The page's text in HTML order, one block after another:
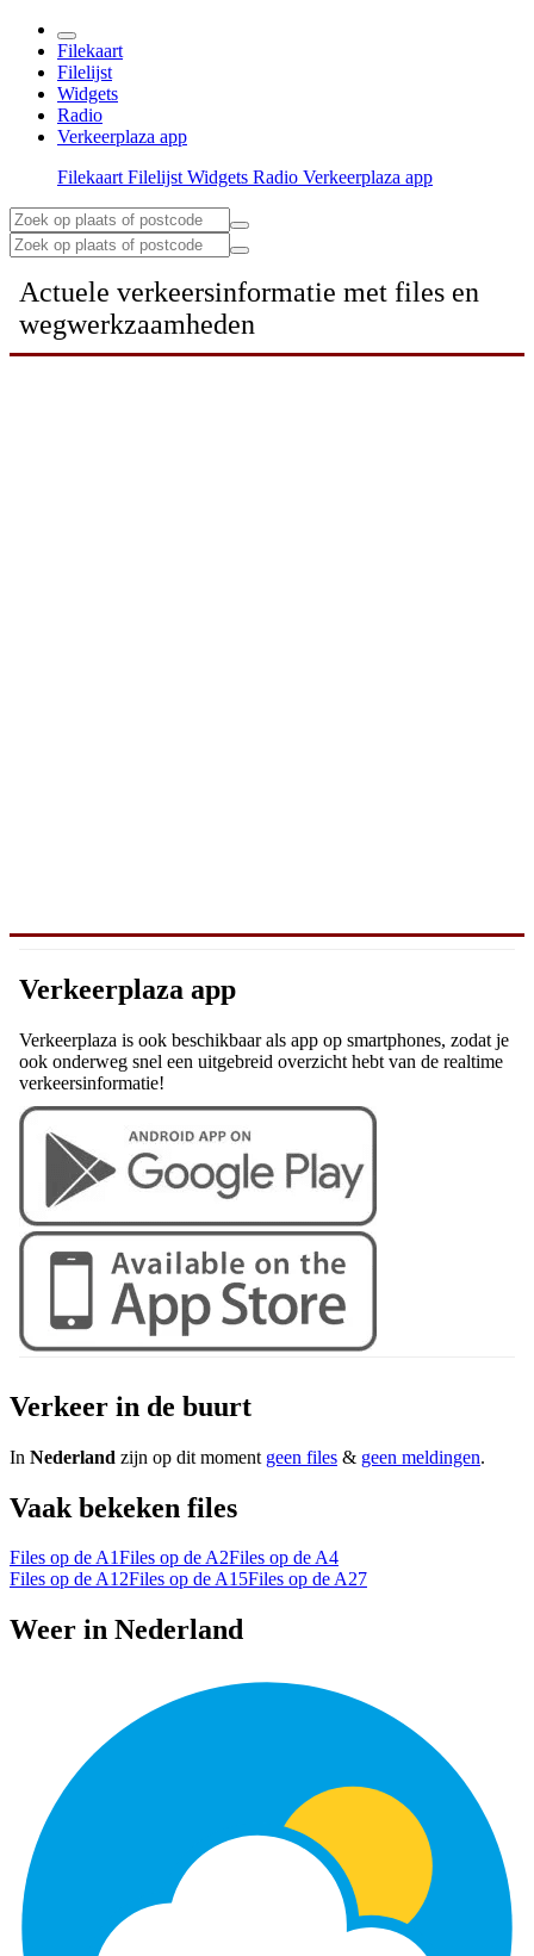
Filekaart
Filelijst
Widgets
Radio
Verkeerplaza app
Filekaart Filelijst Widgets Radio Verkeerplaza app
Actuele verkeersinformatie met files en
wegwerkzaamheden
Verkeerplaza app
Verkeerplaza is ook beschikbaar als app op smartphones, zodat je
ook onderweg snel een uitgebreid overzicht hebt van de realtime
verkeersinformatie!
Verkeer in de buurt
In Nederland zijn op dit moment geen files & geen meldingen.
Vaak bekeken files
Files op de A1Files op de A2Files op de A4
Files op de A12Files op de A15Files op de A27
Weer in Nederland